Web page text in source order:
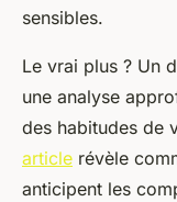
sensibles.
Le vrai plus ? Un
une analyse
des habitudes de
article révèle
anticipent les